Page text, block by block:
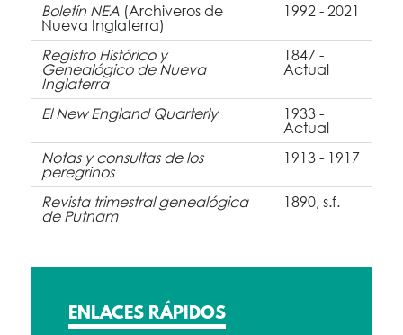
Boletín NEA(Archiveros de
Nueva Inglaterra)
1992 - 2021
Registro Histórico y
Genealógico de Nueva
Inglaterra
1847 -
Actual
El New England Quarterly
1933 -
Actual
Notas y consultas de los
peregrinos
1913 - 1917
Revista trimestral genealógica
de Putnam
1890, s.f.
ENLACES RÁPIDOS